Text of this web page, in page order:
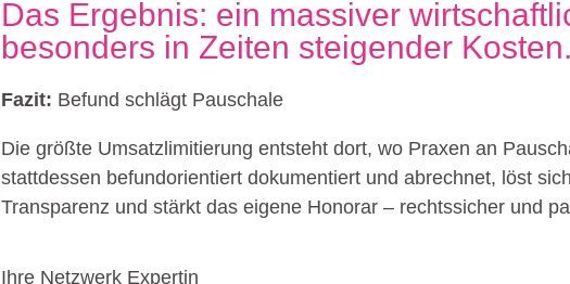
Das Ergebnis: ein massiver
besonders in Zeiten steigender Kosten.
Fazit: Befund schlägt Pauschale
Die größte Umsatzlimitierung entsteht dort, wo Praxen an
stattdessen befundorientiert dokumentiert und abrechnet, löst
Transparenz und stärkt das eigene Honorar – rechtssicher und
Ihre Netzwerk Expertin